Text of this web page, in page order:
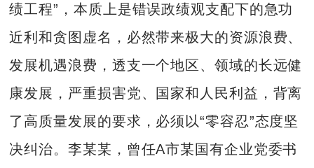
绩工程”，本质上是错误政绩观支配下的急功
近利和贪图虚名，必然带来极大的资源浪费、
发展机遇浪费，透支一个地区、领域的长远健
康发展，严重损害党、国家和人民利益，背离
了高质量发展的要求，必须以“零容忍”态度坚
决纠治。李某某，曾任A市某国有企业党委书